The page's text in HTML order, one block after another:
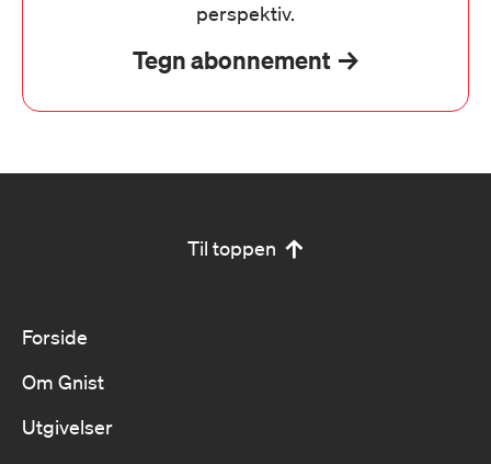
perspektiv.
Tegn abonnement
Til toppen
Forside
Om Gnist
Utgivelser